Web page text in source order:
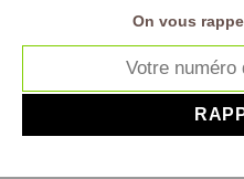
On vous